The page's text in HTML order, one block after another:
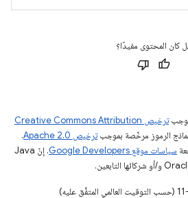
كان المحتوى مفيدًا؟
ترخيص Creative Commons Attribution
الرموز مرخّصة بموجبترخيص Apache 2.0‏
.
سياسات موقع Google Developers‏
. إنّ Java